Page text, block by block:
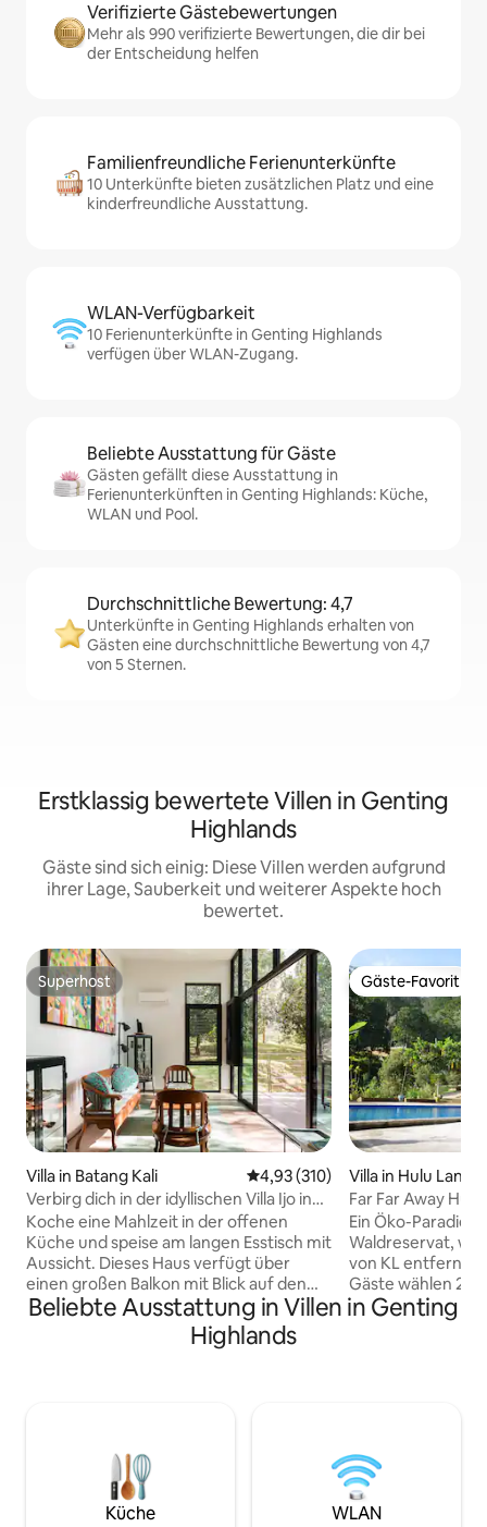
Verifizierte Gästebewertungen
Mehr als 990 verifizierte Bewertungen, die dir bei
der Entscheidung helfen
Familienfreundliche Ferienunterkünfte
10 Unterkünfte bieten zusätzlichen Platz und eine
kinderfreundliche Ausstattung.
WLAN-Verfügbarkeit
10 Ferienunterkünfte in Genting Highlands
verfügen über WLAN-Zugang.
Beliebte Ausstattung für Gäste
Gästen gefällt diese Ausstattung in
Ferienunterkünften in Genting Highlands: Küche,
WLAN und Pool.
Durchschnittliche Bewertung: 4,7
Unterkünfte in Genting Highlands erhalten von
Gästen eine durchschnittliche Bewertung von 4,7
von 5 Sternen.
Erstklassig bewertete Villen in Genting
Highlands
Gäste sind sich einig: Diese Villen werden aufgrund
ihrer Lage, Sauberkeit und weiterer Aspekte hoch
bewertet.
Superhost
Superhost
Villa in Batang Kali Durchschnittliche Bewertung:
4,93 (310)
Verbirg dich in der idyllischen Villa Ijo in
die Natur
Koche eine Mahlzeit in der offenen
Küche und speise am langen Esstisch mit
Aussicht. Dieses Haus verfügt über
einen großen Balkon mit Blick auf den
Fluss, Zugang zu Waldwanderwegen
und dem Fluss, einen Innenhof mit
versunkenen Gärten und einen offenen
oder Nektar von blühenden Pflanzen
sammeln. Lausche den beruhigenden
Klängen des fließenden Flusses.
Picknickplätze am Fluss In Batang Kali
Gäste-Favorit
Gäste-Favorit
Villa in Hulu
Far Far Away
Ein Öko-
Waldreservat,
von KL entfernt. Die meisten unserer
Gäste wählen 2
ausgestattete
12 Personen – 8
Komplett mit
Salzwasserpool,
zu
in der Küche des
Beliebte Ausstattung in Villen in Genting
Highlands
Küche WLAN